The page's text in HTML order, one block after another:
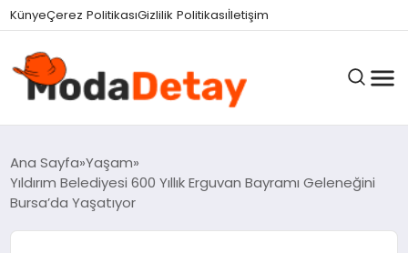
KünyeÇerez PolitikasıGizlilik Politikasıİletişim
GÜNDEM
DÜNYA
Ana Sayfa Yaşam
Yıldırım Belediyesi 600 Yıllık Erguvan Bayramı Geleneğini
Bursa’da Yaşatıyor